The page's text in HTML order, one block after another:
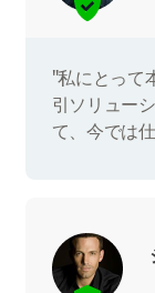
"私にとって
引ソリュー
て、今では